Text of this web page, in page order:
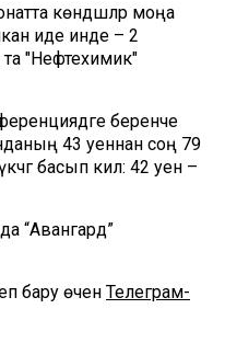
көндәшләр моңа
иде инде – 2
та "Нефтехимик"
беренче
43 уеннан соң 79
басып килә: 42 уен –
“Авангард”
бару өчен Телеграм-